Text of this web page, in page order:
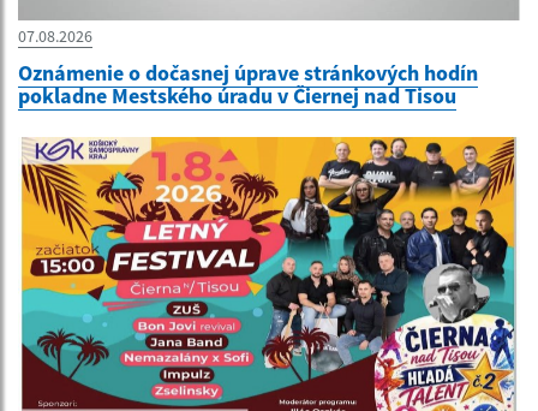
07.08.2026
Oznámenie o dočasnej úprave stránkových hodín
pokladne Mestského úradu v Čiernej nad Tisou